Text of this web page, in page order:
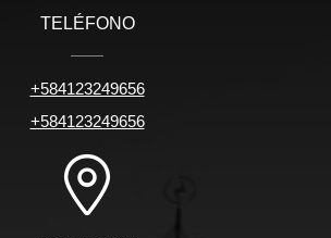
TELÉFONO
+584123249656
+584123249656